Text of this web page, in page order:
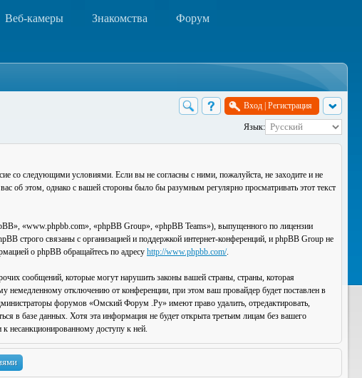
Веб-камеры Знакомства Форум
Вход Регистрация
Язык:
следующими условиями. Если вы не согласны с ними, пожалуйста, не заходите и не
об этом, однако с вашей стороны было бы разумным регулярно просматривать этот текст
«www.phpbb.com», «phpBB Group», «phpBB Teams»), выпущенного по лицензии
строго связаны с организацией и поддержкой интернет-конференций, и phpBB Group не
о phpBB обращайтесь по адресу http://www.phpbb.com/.
сообщений, которые могут нарушить законы вашей страны, страны, которая
отключению от конференции, при этом ваш провайдер будет поставлен в
форумов «Омский Форум .Ру» имеют право удалить, отредактировать,
в базе данных. Хотя эта информация не будет открыта третьим лицам без вашего
несанкционированному доступу к ней.